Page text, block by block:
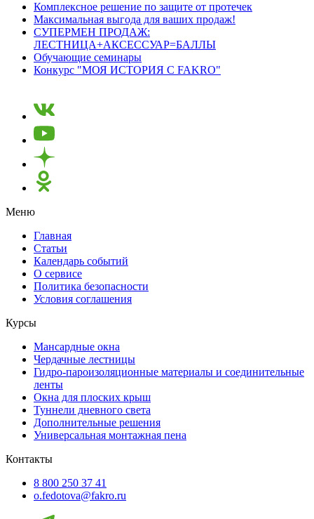
Комплексное решение по защите от протечек
Максимальная выгода для ваших продаж!
СУПЕРМЕН ПРОДАЖ:
ЛЕСТНИЦА+АКСЕССУАР=БАЛЛЫ
Обучающие семинары
Конкурс "МОЯ ИСТОРИЯ С FAKRO"
Меню
Главная
Статьи
Календарь событий
О сервисе
Политика безопасности
Условия соглашения
Курсы
Мансардные окна
Чердачные лестницы
Гидро-пароизоляционные материалы и соединительные
ленты
Окна для плоских крыш
Туннели дневного света
Дополнительные решения
Универсальная монтажная пена
Контакты
8 800 250 37 41
o.fedotova@fakro.ru